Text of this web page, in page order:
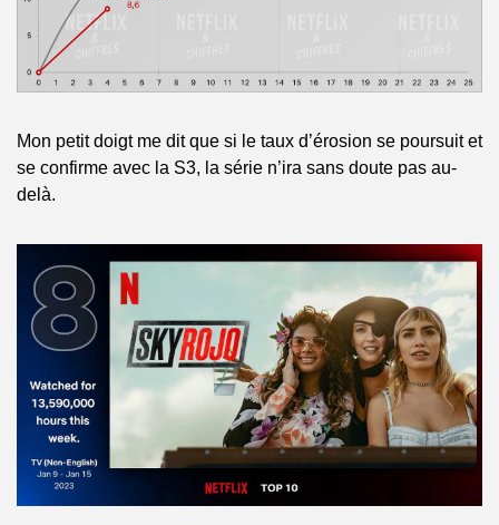
Mon petit doigt me dit que si le taux d’érosion se poursuit et
se confirme avec la S3, la série n’ira sans doute pas au-
delà.